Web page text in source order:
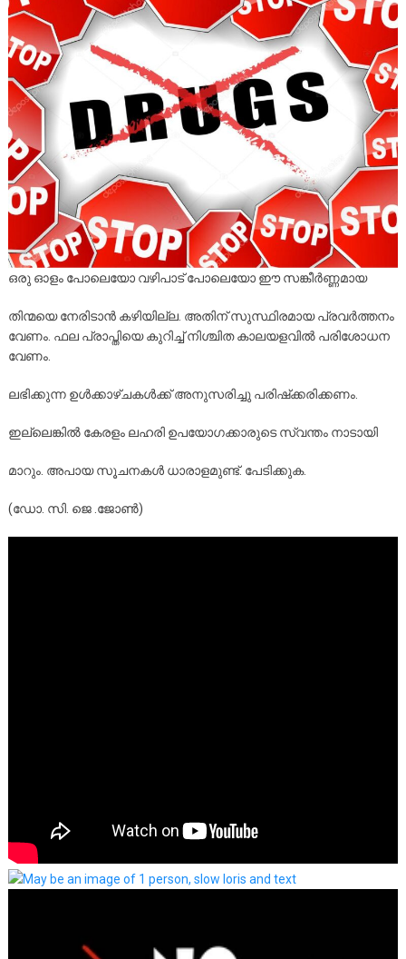
ഒരു ഓളം പോലെയോ വഴിപാട് പോലെയോ ഈ സങ്കീർണ്ണമായ
തിന്മയെ നേരിടാൻ കഴിയില്ല. അതിന് സുസ്ഥിരമായ പ്രവർത്തനം
വേണം. ഫല പ്രാപ്തിയെ കുറിച്ച് നിശ്ചിത കാലയളവിൽ പരിശോധന
വേണം.
ലഭിക്കുന്ന ഉൾക്കാഴ്ചകൾക്ക് അനുസരിച്ചു പരിഷ്‌ക്കരിക്കണം.
ഇല്ലെങ്കിൽ കേരളം ലഹരി ഉപയോഗക്കാരുടെ സ്വന്തം നാടായി
മാറും. അപായ സൂചനകൾ ധാരാളമുണ്ട്. പേടിക്കുക.
(ഡോ. സി. ജെ .ജോൺ)